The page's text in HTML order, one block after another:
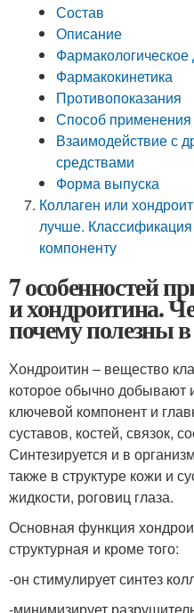
Состав
Описание
Фармакологическое
Фармакокинетика
Противопоказания
Способ
Взаимодействие с
средствами
Форма выпуска
Коллаген или
лучше.
компоненту
7 особенностей
и хондроитина.
почему полезны
Хондроитин – вещество
которое обычно добывают
ключевой компонент и
суставов, костей, связок,
Синтезируется и в
также в структуре кожи и
жидкости, роговиц глаза.
Основная функция
структурная и кроме того:
-он стимулирует синтез